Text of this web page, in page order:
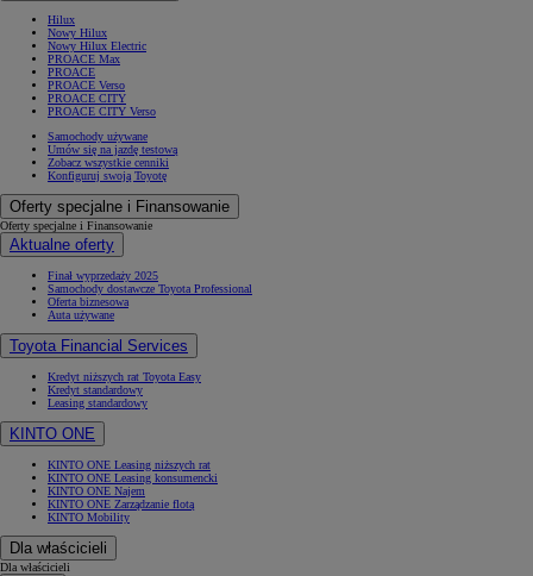
Hilux
Nowy Hilux
Nowy Hilux Electric
PROACE Max
PROACE
PROACE Verso
PROACE CITY
PROACE CITY Verso
Samochody używane
Umów się na jazdę testową
Zobacz wszystkie cenniki
Konfiguruj swoją Toyotę
Oferty specjalne i Finansowanie
Oferty specjalne i Finansowanie
Aktualne oferty
Finał wyprzedaży 2025
Samochody dostawcze Toyota Professional
Oferta biznesowa
Auta używane
Toyota Financial Services
Kredyt niższych rat Toyota Easy
Kredyt standardowy
Leasing standardowy
KINTO ONE
KINTO ONE Leasing niższych rat
KINTO ONE Leasing konsumencki
KINTO ONE Najem
KINTO ONE Zarządzanie flotą
KINTO Mobility
Dla właścicieli
Dla właścicieli